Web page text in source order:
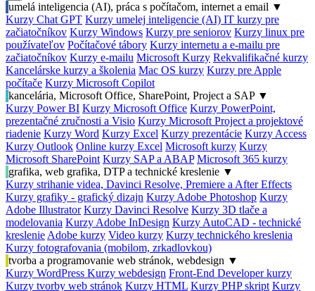
umelá inteligencia (AI), práca s počítačom, internet a email ▼
Kurzy Chat GPT Kurzy umelej inteligencie (AI) IT kurzy pre
začiatočníkov Kurzy Windows Kurzy pre seniorov Kurzy linux pre
používateľov Počítačové tábory Kurzy internetu a e-mailu pre
začiatočníkov Kurzy e-mailu Microsoft Kurzy Rekvalifikačné kurzy
Kancelárske kurzy a školenia Mac OS kurzy Kurzy pre Apple
počítače Kurzy Microsoft Copilot
kancelária, Microsoft Office, SharePoint, Project a SAP ▼
Kurzy Power BI Kurzy Microsoft Office Kurzy PowerPoint,
prezentačné zručnosti a Visio Kurzy Microsoft Project a projektové
riadenie Kurzy Word Kurzy Excel Kurzy prezentácie Kurzy Access
Kurzy Outlook Online kurzy Excel Microsoft kurzy Kurzy
Microsoft SharePoint Kurzy SAP a ABAP Microsoft 365 kurzy
grafika, web grafika, DTP a technické kreslenie ▼
Kurzy strihanie videa, Davinci Resolve, Premiere a After Effects
Kurzy grafiky - grafický dizajn Kurzy Adobe Photoshop Kurzy
Adobe Illustrator Kurzy Davinci Resolve Kurzy 3D tlače a
modelovania Kurzy Adobe InDesign Kurzy AutoCAD - technické
kreslenie Adobe kurzy Video kurzy Kurzy technického kreslenia
Kurzy fotografovania (mobilom, zrkadlovkou)
tvorba a programovanie web stránok, webdesign ▼
Kurzy WordPress Kurzy webdesign Front-End Developer kurzy
Kurzy tvorby web stránok Kurzy HTML Kurzy PHP skript Kurzy